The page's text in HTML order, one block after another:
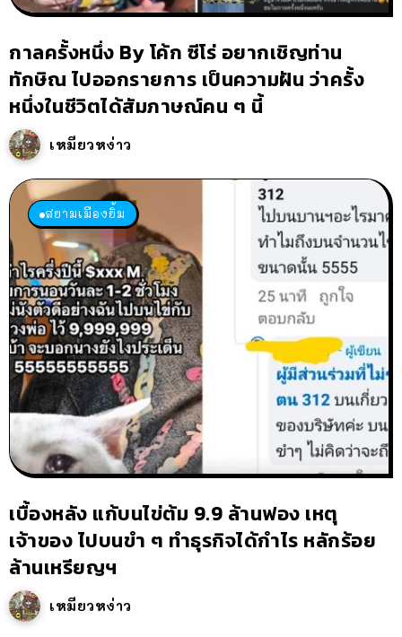
กาลครั้งหนึ่ง By โค้ก ซีโร่ อยากเชิญท่าน
ทักษิณ ไปออกรายการ เป็นความฝัน ว่าครั้ง
หนึ่งในชีวิตได้สัมภาษณ์คน ๆ นี้
เหมียวหง่าว
สยามเมืองยิ้ม
เบื้องหลัง แก้บนไข่ต้ม 9.9 ล้านฟอง เหตุ
เจ้าของ ไปบนขำ ๆ ทำธุรกิจได้กำไร หลักร้อย
ล้านเหรียญฯ
เหมียวหง่าว